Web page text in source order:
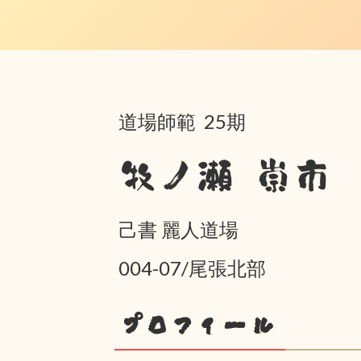
道場師範 25期
牧ノ瀬 崇市
己書 麗人道場
004-07/尾張北部
プロフィール